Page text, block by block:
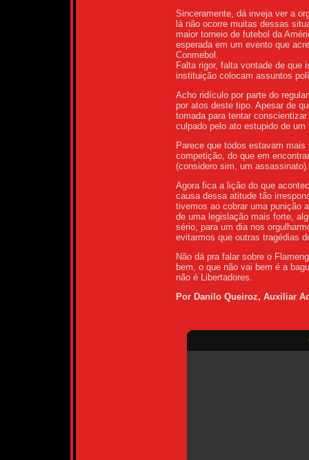
Sinceramente, dá inveja ver a
lá não ocorre muitas dessas
maior torneio de futebol da
esperada em um evento que
Conmebol.
Falta rigor, falta vontade de que
instituição colocam assuntos
Acho ridículo por parte do
por atos deste tipo. Apesar de
tomada para tentar
culpado pelo ato estupido de um
Parece que todos estavam
competição, do que em
(considero sim, um assassinato).
Agora fica a lição do que
causa dessa atitude tão
tivemos ao cobrar uma punição
de uma legislação mais forte,
sério, para um dia nos
evitarmos que outras tragédias
Não dá pra falar sobre o
bem, o que não vai bem é a
não é Libertadores.
Por Danilo Queiroz, Auxiliar